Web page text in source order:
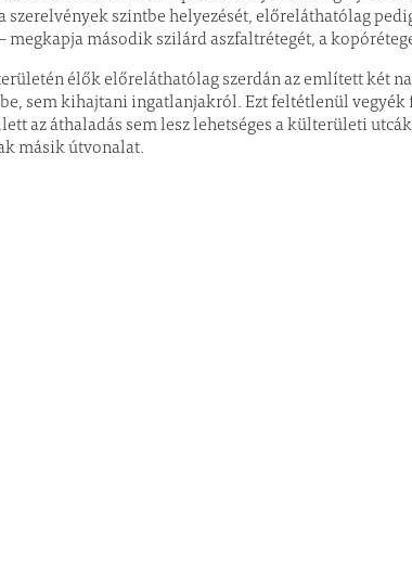
szerelvények szintbe helyezését, előreláthatólag
megkapja második szilárd aszfaltrétegét, a
élők előreláthatólag szerdán az említett két
sem kihajtani ingatlanjakról. Ezt feltétlenül
az áthaladás sem lesz lehetséges a külterületi
másik útvonalat.